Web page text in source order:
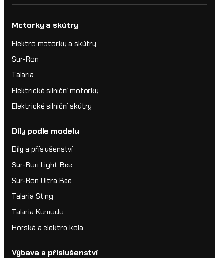
Motorky a skútry
Elektro motorky a skútry
Sur-Ron
Talaria
Elektrické silniční motorky
Elektrické silniční skútry
Díly podle modelu
Díly a příslušenství
Sur-Ron Light Bee
Sur-Ron Ultra Bee
Talaria Sting
Talaria Komodo
Horská a elektro kola
Výbava a příslušenství